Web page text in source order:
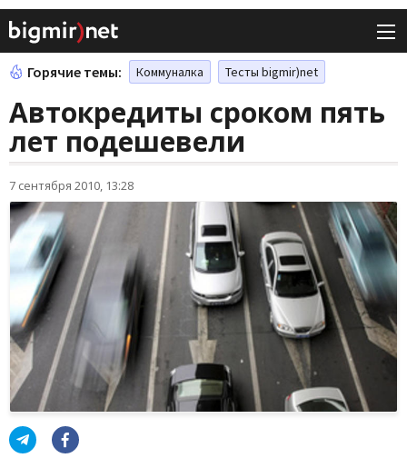
Горячие темы: Коммуналка Тесты bigmir)net
Автокредиты сроком пять
лет подешевели
7 сентября 2010, 13:28